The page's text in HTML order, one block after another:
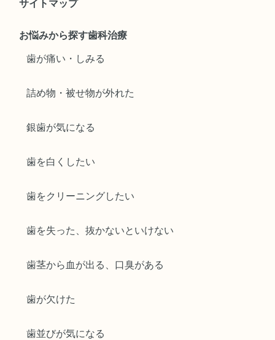
サイトマップ
お悩みから探す歯科治療
歯が痛い・しみる
詰め物・被せ物が外れた
銀歯が気になる
歯を白くしたい
歯をクリーニングしたい
歯を失った、抜かないといけない
歯茎から血が出る、口臭がある
歯が欠けた
歯並びが気になる